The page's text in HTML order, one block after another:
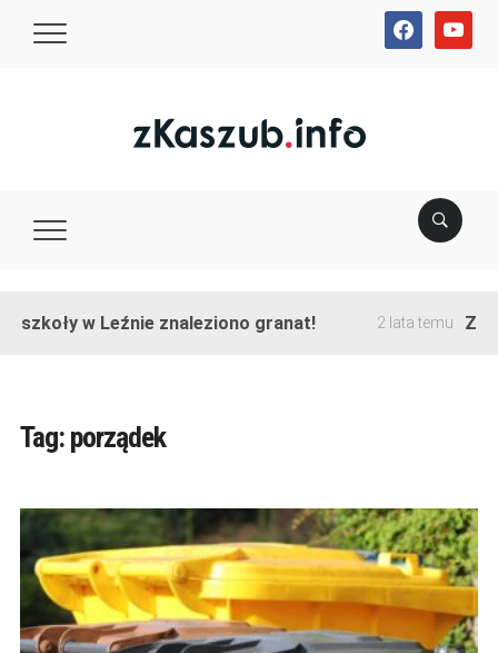
facebookyoutube
szkoły w Leźnie znaleziono granat! 2 lata temu
Tag: porządek